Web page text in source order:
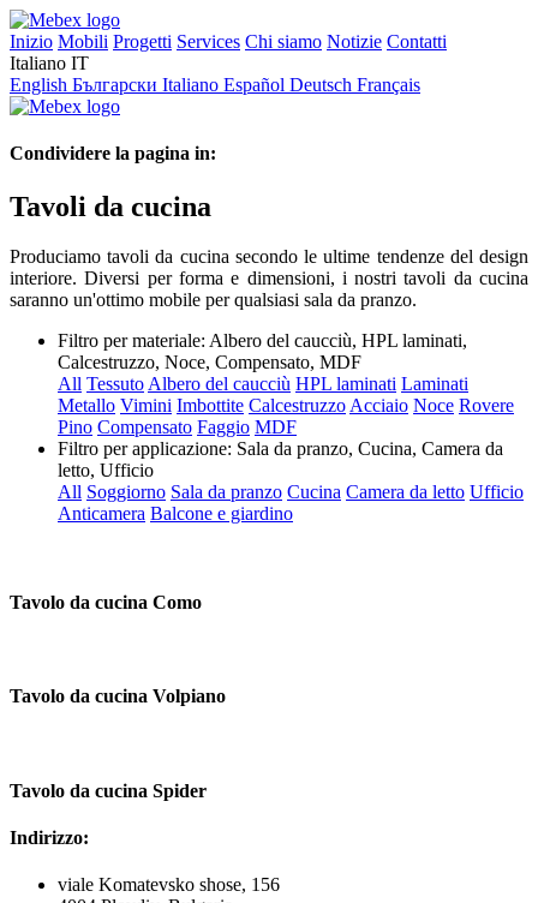
Inizio Mobili Progetti Services Chi siamo Notizie Contatti
Italiano IT
English Български Italiano Español Deutsch Français
Condividere la pagina in:
Tavoli da cucina
Produciamo tavoli da cucina secondo le ultime tendenze del design
interiore. Diversi per forma e dimensioni, i nostri tavoli da cucina
saranno un'ottimo mobile per qualsiasi sala da pranzo.
Filtro per materiale: Albero del caucciù, HPL laminati,
Calcestruzzo, Noce, Compensato, MDF
All TessutoAlbero del caucciù HPL laminati Laminati
Metallo Vimini Imbottite CalcestruzzoAcciaio Noce Rovere
Pino Compensato Faggio MDF
Filtro per applicazione: Sala da pranzo, Cucina, Camera da
letto, Ufficio
All Soggiorno Sala da pranzo Cucina Camera da letto Ufficio
Anticamera Balcone e giardino
Tavolo da cucina Como
Tavolo da cucina Volpiano
Tavolo da cucina Spider
Indirizzo:
viale Komatevsko shose, 156